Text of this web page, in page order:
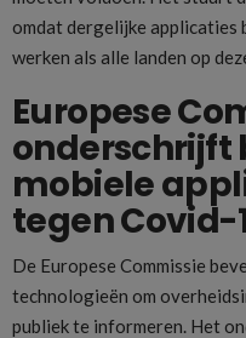
omdat dergelijke
werken als alle landen op
Europese
onderschrijft
mobiele
tegen Covid-
De Europese Commissie
technologieën om
publiek te informeren. Het